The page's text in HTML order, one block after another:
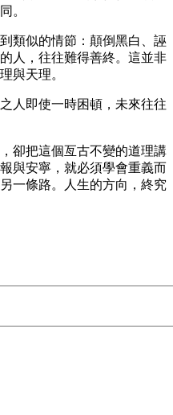
。
類似的情節：顛倒黑白、誣
人，往往難得善終。這並非
與天理。
人即使一時困頓，未來往往
卻把這個亙古不變的道理講
與安寧，就必須學會重義而
一條路。人生的方向，終究